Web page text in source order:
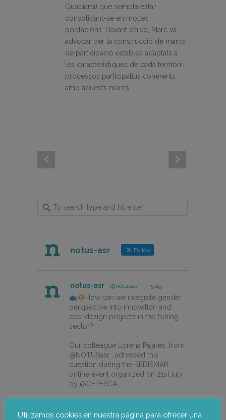
Guadiana) que sembla estar
consolidant-se en moltes
poblacions. Davant d’això, Marc va
advocar per la construcció de marcs
de participació estables adaptats a
les característiques de cada territori i
processos participatius coherents
amb aquests marcs.
notus-asr Follow
notus-asr @notusasr · 5 ag.
How can we integrate gender
perspective into innovation and
eco-design projects in the fishing
sector?
Our colleague Lorena Pajares, from
@NOTUSasr , adressed this
cuestion during the REDISMAR
online event organized on 21st july
by @CEPESCA
takes-part-in-the-redismar-
Utilizamos cookies en nuestra página para ofrecer una